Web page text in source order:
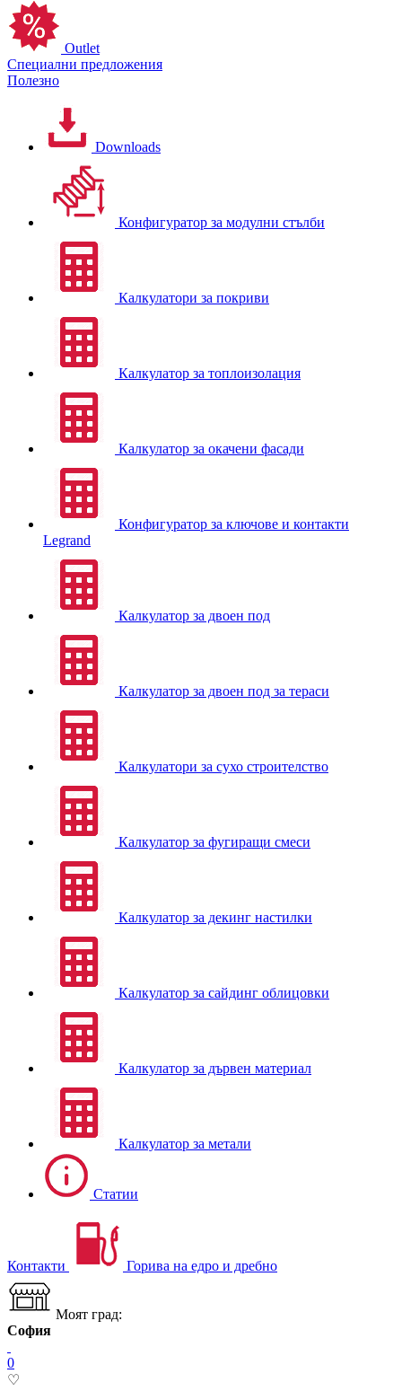
Outlet
Специални предложения
Полезно
Downloads
Конфигуратор за модулни стълби
Калкулатори за покриви
Калкулатор за топлоизолация
Калкулатор за окачени фасади
Конфигуратор за ключове и контакти
Legrand
Калкулатор за двоен под
Калкулатор за двоен под за тераси
Калкулатори за сухо строителство
Калкулатор за фугиращи смеси
Калкулатор за декинг настилки
Калкулатор за сайдинг облицовки
Калкулатор за дървен материал
Калкулатор за метали
Статии
Контакти Горива на едро и дребно
Моят град:
София
0
♡